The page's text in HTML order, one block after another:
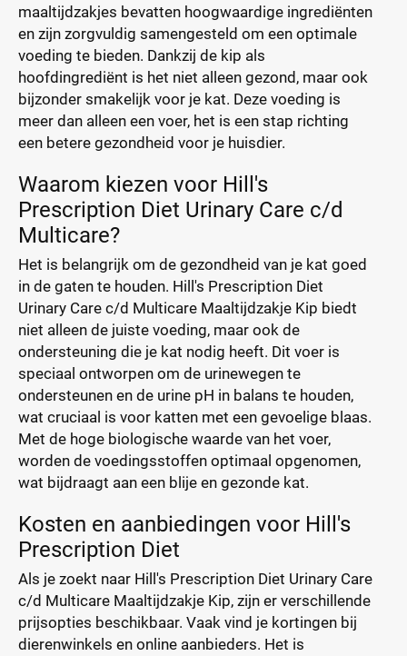
maaltijdzakjes bevatten hoogwaardige ingrediënten
en zijn zorgvuldig samengesteld om een optimale
voeding te bieden. Dankzij de kip als
hoofdingrediënt is het niet alleen gezond, maar ook
bijzonder smakelijk voor je kat. Deze voeding is
meer dan alleen een voer, het is een stap richting
een betere gezondheid voor je huisdier.
Waarom kiezen voor Hill's
Prescription Diet Urinary Care c/d
Multicare?
Het is belangrijk om de gezondheid van je kat goed
in de gaten te houden. Hill's Prescription Diet
Urinary Care c/d Multicare Maaltijdzakje Kip biedt
niet alleen de juiste voeding, maar ook de
ondersteuning die je kat nodig heeft. Dit voer is
speciaal ontworpen om de urinewegen te
ondersteunen en de urine pH in balans te houden,
wat cruciaal is voor katten met een gevoelige blaas.
Met de hoge biologische waarde van het voer,
worden de voedingsstoffen optimaal opgenomen,
wat bijdraagt aan een blije en gezonde kat.
Kosten en aanbiedingen voor Hill's
Prescription Diet
Als je zoekt naar Hill's Prescription Diet Urinary Care
c/d Multicare Maaltijdzakje Kip, zijn er verschillende
prijsopties beschikbaar. Vaak vind je kortingen bij
dierenwinkels en online aanbieders. Het is